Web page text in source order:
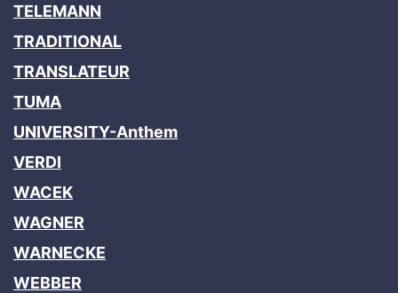
TELEMANN
TRADITIONAL
TRANSLATEUR
TUMA
UNIVERSITY-Anthem
VERDI
WACEK
WAGNER
WARNECKE
WEBBER